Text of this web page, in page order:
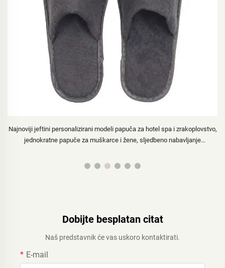
Najnoviji jeftini personalizirani modeli papuča za hotel spa i zrakoplovstvo,
jednokratne papuče za muškarce i žene, sljedbeno nabavljanje
Dobijte besplatan citat
Naš predstavnik će vas uskoro kontaktirati.
E-mail